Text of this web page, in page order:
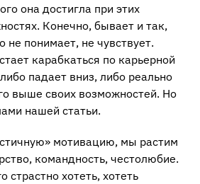
она достигла при этих
Конечно, бывает и так,
не понимает, не чувствует.
карабкаться по карьерной
падает вниз, либо реально
выше своих возможностей. Но
нашей статьи.
мотивацию, мы растим
командность, честолюбие.
страстно хотеть, хотеть